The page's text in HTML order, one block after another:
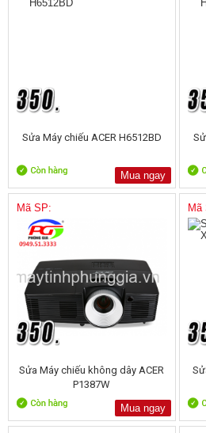
Sửa Máy chiếu ACER H6512BD
Mua ngay
Mã SP:
Sửa Máy chiếu không dây ACER
P1387W
Mua ngay
Mã